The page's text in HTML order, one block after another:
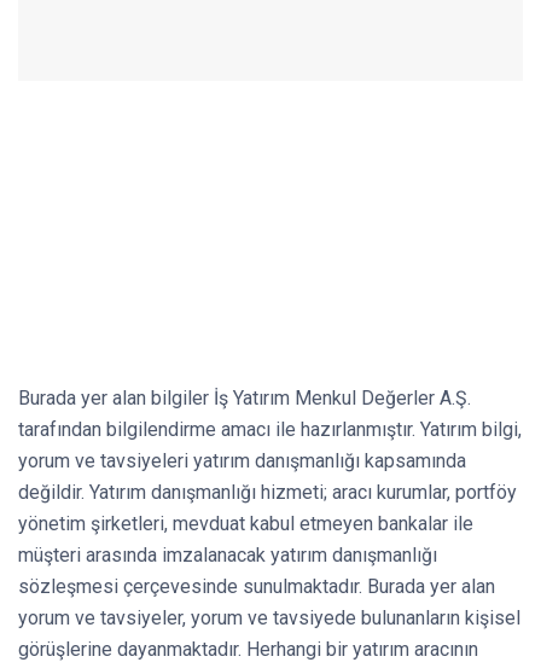
Burada yer alan bilgiler İş Yatırım Menkul Değerler A.Ş.
tarafından bilgilendirme amacı ile hazırlanmıştır. Yatırım bilgi,
yorum ve tavsiyeleri yatırım danışmanlığı kapsamında
değildir. Yatırım danışmanlığı hizmeti; aracı kurumlar, portföy
yönetim şirketleri, mevduat kabul etmeyen bankalar ile
müşteri arasında imzalanacak yatırım danışmanlığı
sözleşmesi çerçevesinde sunulmaktadır. Burada yer alan
yorum ve tavsiyeler, yorum ve tavsiyede bulunanların kişisel
görüşlerine dayanmaktadır. Herhangi bir yatırım aracının